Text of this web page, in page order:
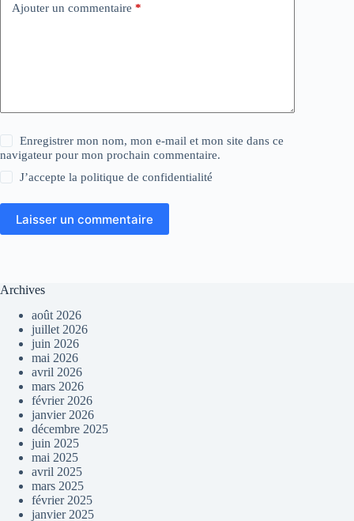
Ajouter un commentaire *
Enregistrer mon nom, mon e-mail et mon site dans ce
navigateur pour mon prochain commentaire.
J’accepte lapolitique de confidentialité
Laisser un commentaire
Archives
août 2026
juillet 2026
juin 2026
mai 2026
avril 2026
mars 2026
février 2026
janvier 2026
décembre 2025
juin 2025
mai 2025
avril 2025
mars 2025
février 2025
janvier 2025